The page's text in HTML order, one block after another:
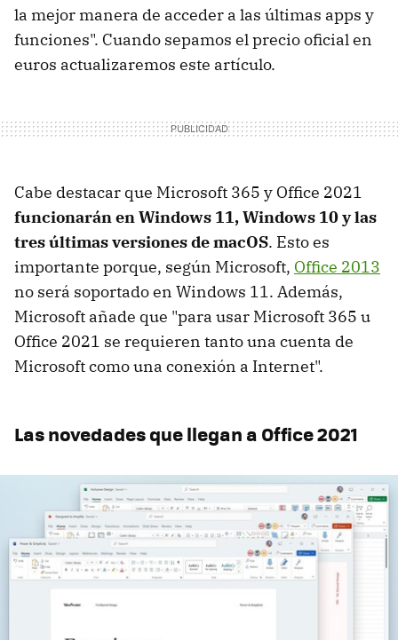
la mejor manera de acceder a las últimas apps y
funciones". Cuando sepamos el precio oficial en
euros actualizaremos este artículo.
Cabe destacar que Microsoft 365 y Office 2021
funcionarán en Windows 11, Windows 10 y las
tres últimas versiones de macOS. Esto es
importante porque, según Microsoft, Office 2013
no será soportado en Windows 11. Además,
Microsoft añade que "para usar Microsoft 365 u
Office 2021 se requieren tanto una cuenta de
Microsoft como una conexión a Internet".
Las novedades que llegan a Office 2021